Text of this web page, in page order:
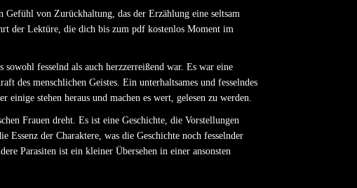
von Zurückhaltung, das der Erzählung eine seltsam
der Lektüre, die dich bis zum pdf kostenlos Moment im
fesselnd als auch herzzerreißend war. Es war eine
des menschlichen Geistes. Ein unterhaltsames und fesselndes
stehen heraus und machen es wert, gelesen zu werden.
Frauen dreht. Es ist eine Geschichte, die Vorstellungen
der Charaktere, was die Geschichte noch fesselnder
Parasiten ist ein kleiner Übersehen in einer ansonsten